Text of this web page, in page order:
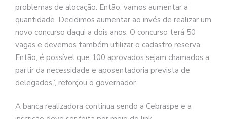
problemas de alocação. Então, vamos aumentar a
quantidade. Decidimos aumentar ao invés de realizar um
novo concurso daqui a dois anos. O concurso terá 50
vagas e devemos também utilizar o cadastro reserva.
Então, é possível que 100 aprovados sejam chamados a
partir da necessidade e aposentadoria prevista de
delegados”, reforçou o governador.
A banca realizadora continua sendo a Cebraspe e a